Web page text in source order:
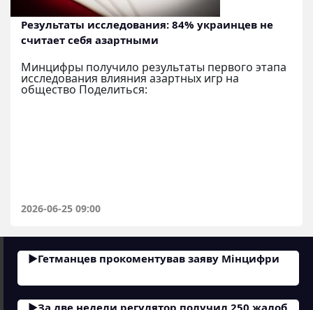
Результаты исследования: 84% украинцев не
считает себя азартными
Минцифры получило результаты первого этапа
исследования влияния азартных игр на
общество Поделиться:
2026-06-25 09:00
Гетманцев прокоментував заяву Мінцифри